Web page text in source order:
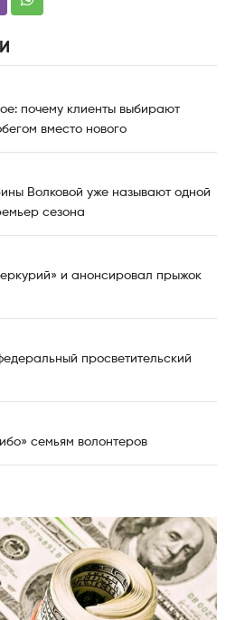
почему клиенты выбирают
вместо нового
Волковой уже называют одной
сезона
и анонсировал прыжок
просветительский
семьям волонтеров